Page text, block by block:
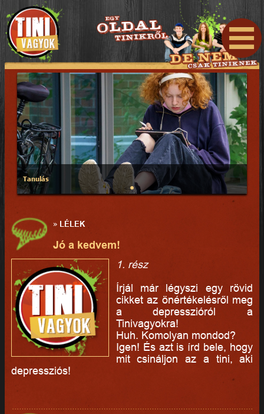
Tanulás
» LÉLEK
Jó a kedvem!
1. rész
Írjál már légyszi egy rövid
cikket az önértékelésről meg
a depresszióról a
Tinivagyokra!
Huh. Komolyan mondod?
Igen! És azt is írd bele, hogy
mit csináljon az a tini, aki
depressziós!